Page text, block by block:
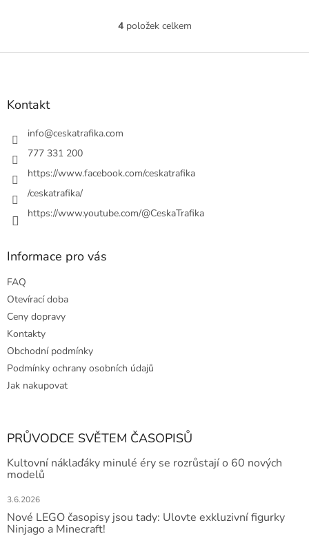
psaní,...
O
l
k
ý
4položek celkem
Z
Kontakt
info@ceskatrafika.com
777 331 200
https://www.facebook.com/ceskatrafika
/ceskatrafika/
https://www.youtube.com/@CeskaTrafika
Informace pro vás
FAQ
Otevírací doba
Ceny dopravy
Kontakty
Obchodní podmínky
Podmínky ochrany osobních údajů
Jak nakupovat
PRŮVODCE SVĚTEM ČASOPISŮ
Kultovní náklaďáky minulé éry se rozrůstají o 60 nových
modelů
3.6.2026
Nové LEGO časopisy jsou tady: Ulovte exkluzivní figurky
Ninjago a Minecraft!